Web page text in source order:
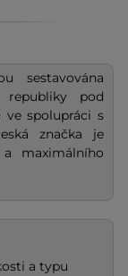
sestavována
pod
ve spolupráci s
značka je
maximálního
a typu